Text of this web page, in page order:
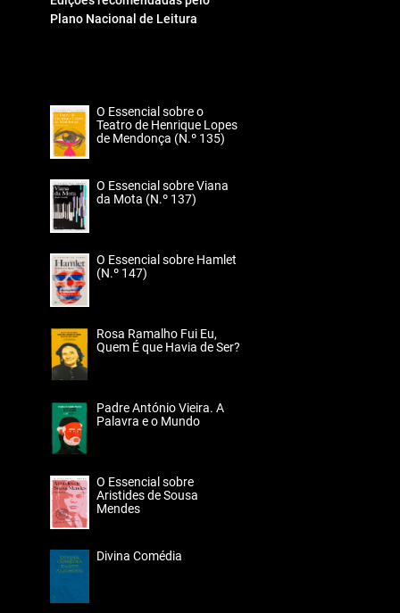
Plano Nacional de Leitura
O Essencial sobre o
Teatro de Henrique Lopes
de Mendonça (N.º 135)
O Essencial sobre Viana
da Mota (N.º 137)
O Essencial sobre Hamlet
(N.º 147)
Rosa Ramalho Fui Eu,
Quem É que Havia de Ser?
Padre António Vieira. A
Palavra e o Mundo
O Essencial sobre
Aristides de Sousa
Mendes
Divina Comédia